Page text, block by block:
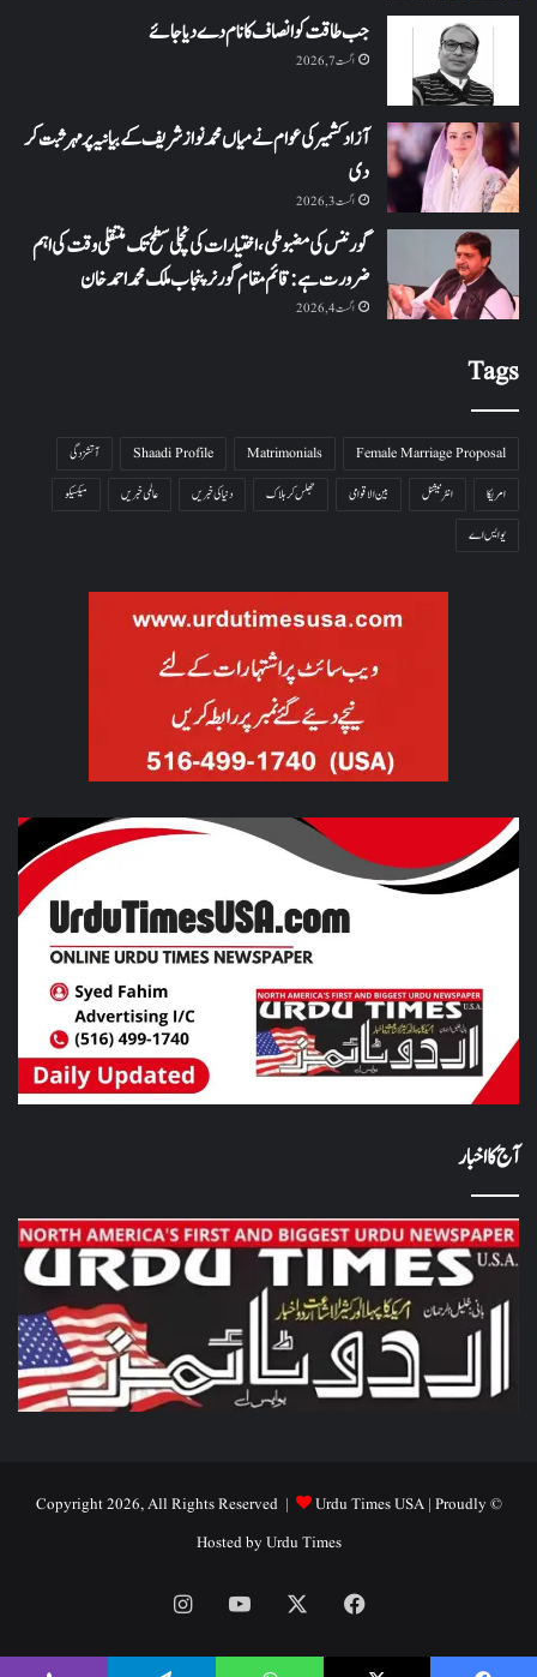
جب طاقت کو انصاف کا نام دے دیا جائے
اگست 7, 2026
آزاد کشمیر کی عوام نے میاں محمد نواز شریف کے بیانیہ پر مہر ثبت کر
دی
اگست 3, 2026
گورننس کی مضبوطی، اختیارات کی نچلی سطح تک منتقلی وقت کی اہم
ضرورت ہے: قائم مقام گورنر پنجاب ملک محمد احمد خان
اگست 4, 2026
Tags
Female Marriage Proposal
Matrimonials
Shaadi Profile
آتشزدگی
امریکا
انٹرنیشنل بین الاقوامی جھلس کر ہلاک دنیا کی خبریں عالمی خبریں
میکسیکو
یو ایس اے
آج کا اخبار
© Copyright 2026, All Rights Reserved |
Urdu Times USA| Proudly
Hosted byUrdu Times
Facebook
YouTube